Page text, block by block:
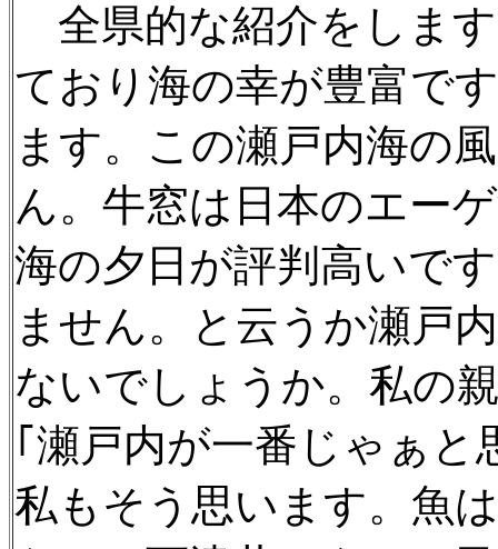
全県的な紹介をしま
ており海の幸が豊富で
ます。この瀬戸内海の
ん。牛窓は日本のエー
海の夕日が評判高いで
ません。と云うか瀬戸
ないでしょうか。私の
｢瀬戸内が一番じゃぁ
私もそう思います。魚